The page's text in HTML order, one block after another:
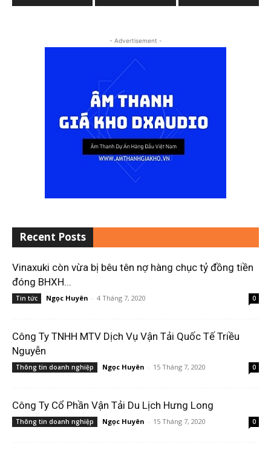
- Advertisement -
Recent Posts
Vinaxuki còn vừa bị bêu tên nợ hàng chục tỷ đồng tiền
đóng BHXH...
Tin tức Ngọc Huyên - 4 Tháng 7, 2020 0
Công Ty TNHH MTV Dịch Vụ Vận Tải Quốc Tế Triều
Nguyễn
Thông tin doanh nghiệp Ngọc Huyên - 15 Tháng 7, 2020 0
Công Ty Cổ Phần Vận Tải Du Lịch Hưng Long
Thông tin doanh nghiệp Ngọc Huyên - 15 Tháng 7, 2020 0